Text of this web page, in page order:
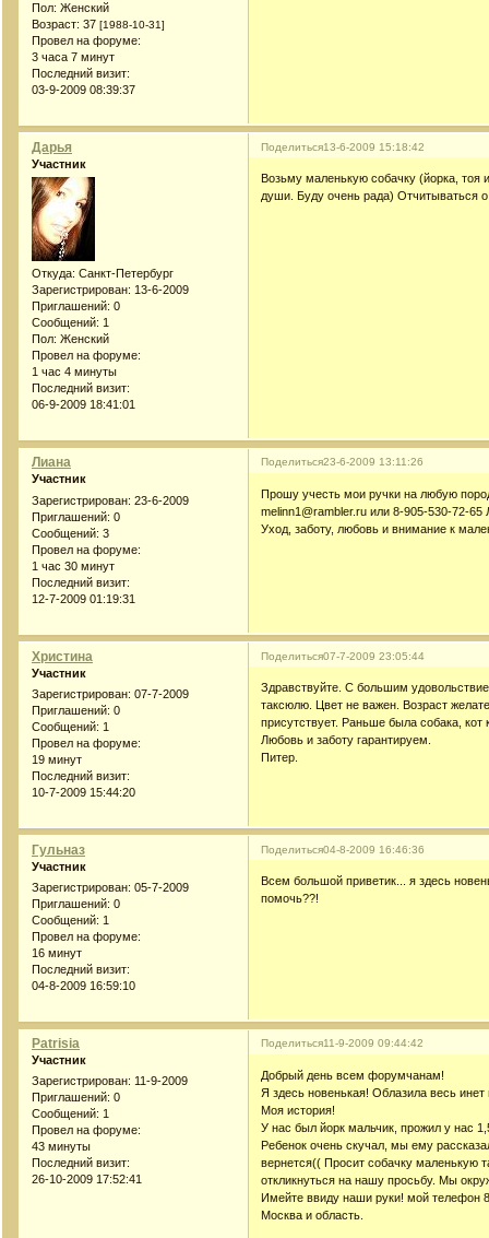
Пол: Женский
Возраст: 37 [1988-10-31]
Провел на форуме:
3 часа 7 минут
Последний визит:
03-9-2009 08:39:37
Поделиться13-6-2009 15:18:42
Дарья
Участник
Откуда: Санкт-Петербург
Зарегистрирован: 13-6-2009
Приглашений: 0
Сообщений: 1
Пол: Женский
Провел на форуме:
1 час 4 минуты
Последний визит:
06-9-2009 18:41:01
Возьму маленькую собачку (йорка, тоя
души. Буду очень рада) Отчитываться
Поделиться23-6-2009 13:11:26
Лиана
Участник
Зарегистрирован: 23-6-2009
Приглашений: 0
Сообщений: 3
Провел на форуме:
1 час 30 минут
Последний визит:
12-7-2009 01:19:31
Прошу учесть мои ручки на любую
melinn1@rambler.ru или 8-905-530-72-65
Уход, заботу, любовь и внимание к
Поделиться07-7-2009 23:05:44
Христина
Участник
Зарегистрирован: 07-7-2009
Приглашений: 0
Сообщений: 1
Провел на форуме:
19 минут
Последний визит:
10-7-2009 15:44:20
Здравствуйте. С большим
таксюлю. Цвет не важен. Возраст
присутствует. Раньше была собака, кот
Любовь и заботу гарантируем.
Питер.
Поделиться04-8-2009 16:46:36
Гульназ
Участник
Зарегистрирован: 05-7-2009
Приглашений: 0
Сообщений: 1
Провел на форуме:
16 минут
Последний визит:
04-8-2009 16:59:10
Всем большой приветик... я здесь
помочь??!
Поделиться11-9-2009 09:44:42
Patrisia
Участник
Зарегистрирован: 11-9-2009
Приглашений: 0
Сообщений: 1
Провел на форуме:
43 минуты
Последний визит:
26-10-2009 17:52:41
Добрый день всем форумчанам!
Я здесь новенькая! Облазила весь
Моя история!
У нас был йорк мальчик, прожил у нас
Ребенок очень скучал, мы ему
вернется(( Просит собачку маленькую
откликнуться на нашу просьбу. Мы
Имейте ввиду наши руки! мой телефон
Москва и область.